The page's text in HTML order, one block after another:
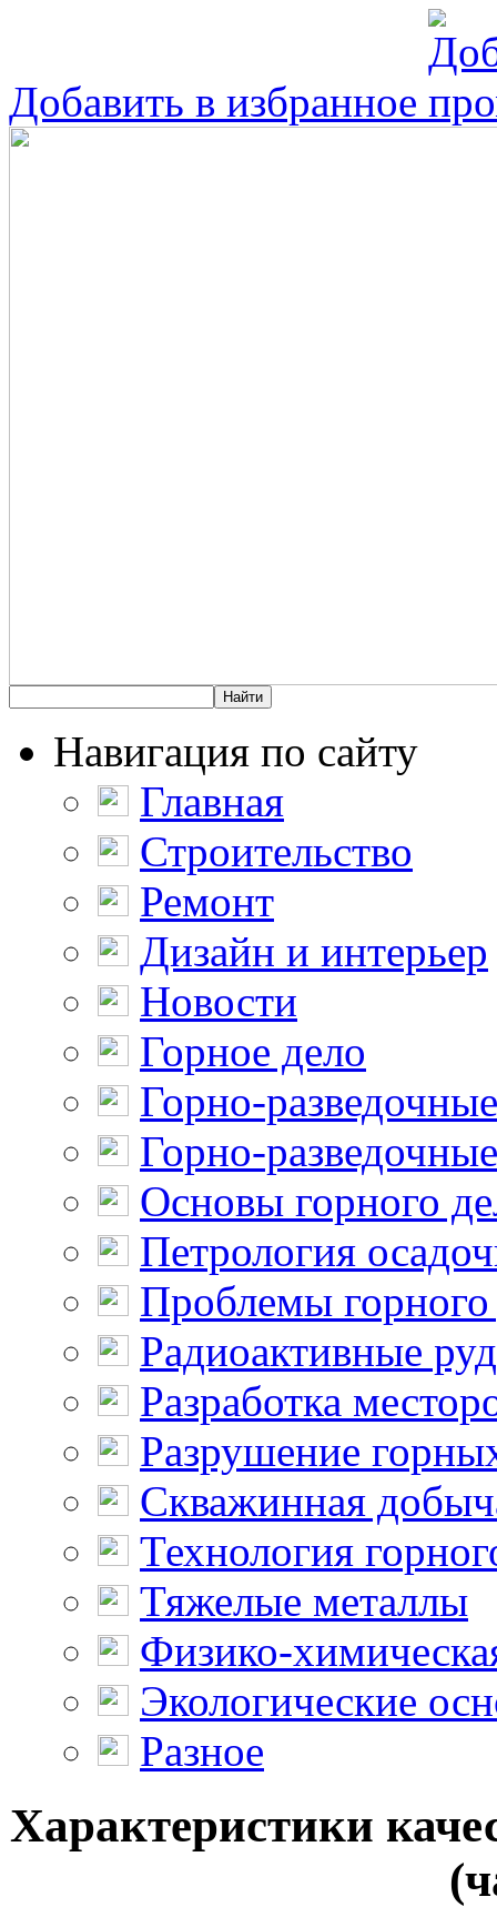
Добавить в избранное
Навигация по сайту
Главная
Строительство
Ремонт
Дизайн и интерьер
Новости
Горное дело
Горно-
Горно-
Основы горного
Петрология
Проблемы горного
Радиоактивные
Разработка
Разрушение
Скважинная
Технология
Тяжелые металлы
Физико-
Экологические
Разное
Характеристики